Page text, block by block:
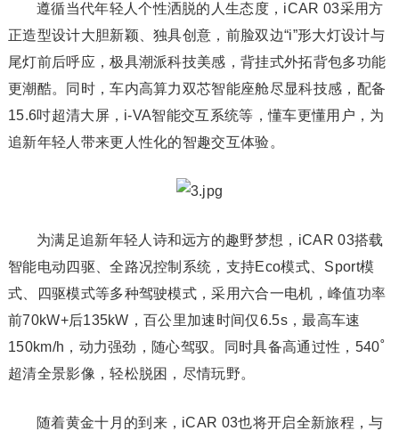
遵循当代年轻人个性洒脱的人生态度，iCAR 03采用方
正造型设计大胆新颖、独具创意，前脸双边“i”形大灯设计与
尾灯前后呼应，极具潮派科技美感，背挂式外拓背包多功能
更潮酷。同时，车内高算力双芯智能座舱尽显科技感，配备
15.6吋超清大屏，i-VA智能交互系统等，懂车更懂用户，为
追新年轻人带来更人性化的智趣交互体验。
为满足追新年轻人诗和远方的趣野梦想，iCAR 03搭载
智能电动四驱、全路况控制系统，支持Eco模式、Sport模
式、四驱模式等多种驾驶模式，采用六合一电机，峰值功率
前70kW+后135kW，百公里加速时间仅6.5s，最高车速
150km/h，动力强劲，随心驾驭。同时具备高通过性，540˚
超清全景影像，轻松脱困，尽情玩野。
随着黄金十月的到来，iCAR 03也将开启全新旅程，与